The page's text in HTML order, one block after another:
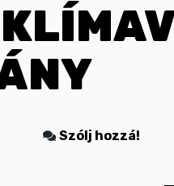
Szólj hozzá!